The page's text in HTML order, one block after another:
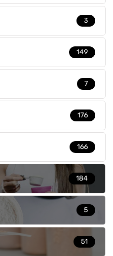
3
149
7
176
166
184
5
51